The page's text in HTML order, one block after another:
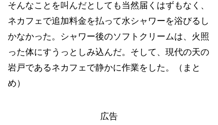
そんなことを叫んだとしても当然届くはずもなく、
ネカフェで追加料金を払って水シャワーを浴びるし
かなかった。シャワー後のソフトクリームは、火照
った体にすうっとしみ込んだ。そして、現代の天の
岩戸であるネカフェで静かに作業をした。（まと
め）
広告